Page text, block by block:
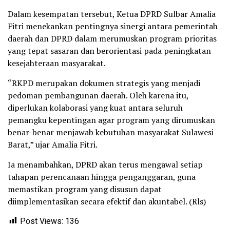
Dalam kesempatan tersebut, Ketua DPRD Sulbar Amalia
Fitri menekankan pentingnya sinergi antara pemerintah
daerah dan DPRD dalam merumuskan program prioritas
yang tepat sasaran dan berorientasi pada peningkatan
kesejahteraan masyarakat.
“RKPD merupakan dokumen strategis yang menjadi
pedoman pembangunan daerah. Oleh karena itu,
diperlukan kolaborasi yang kuat antara seluruh
pemangku kepentingan agar program yang dirumuskan
benar-benar menjawab kebutuhan masyarakat Sulawesi
Barat,” ujar Amalia Fitri.
Ia menambahkan, DPRD akan terus mengawal setiap
tahapan perencanaan hingga penganggaran, guna
memastikan program yang disusun dapat
diimplementasikan secara efektif dan akuntabel. (Rls)
Post Views: 136